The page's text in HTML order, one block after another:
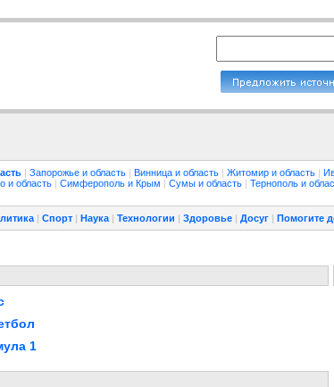
| Запорожье и область | Винница и область | Житомир и область |
и область | Симферополь и Крым | Сумы и область | Тернополь и
| Спорт | Наука | Технологии | Здоровье | Досуг | Помогите
1